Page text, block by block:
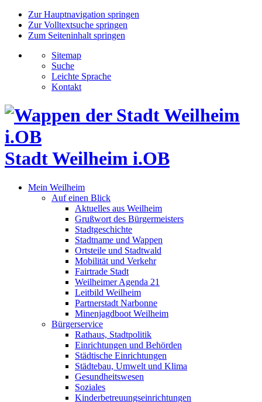
Zur Hauptnavigation springen
Zur Volltextsuche springen
Zum Seiteninhalt springen
Sitemap
Suche
Leichte Sprache
Kontakt
Stadt Weilheim i.OB
Mein Weilheim
Auf einen Blick
Aktuelles aus Weilheim
Grußwort des Bürgermeisters
Stadtgeschichte
Stadtname und Wappen
Ortsteile und Stadtwald
Mobilität und Verkehr
Fairtrade Stadt
Weilheimer Agenda 21
Leitbild Weilheim
Partnerstadt Narbonne
Minenjagdboot Weilheim
Bürgerservice
Rathaus, Stadtpolitik
Einrichtungen und Behörden
Städtische Einrichtungen
Städtebau, Umwelt und Klima
Gesundheitswesen
Soziales
Kinderbetreuungseinrichtungen